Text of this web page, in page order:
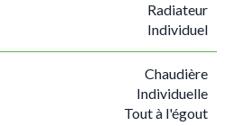
Radiateur
Individuel
Chaudière
Individuelle
Tout à l'égout